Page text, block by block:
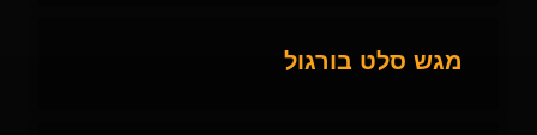
מגש סלט בורגול